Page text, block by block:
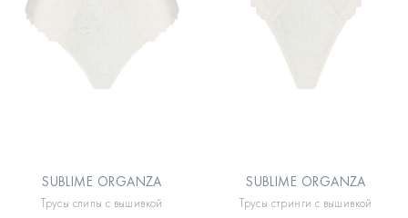
SUBLIME ORGANZA
Трусы слипы с вышивкой
SUBLIME ORGANZA
Трусы стринги с вышивкой